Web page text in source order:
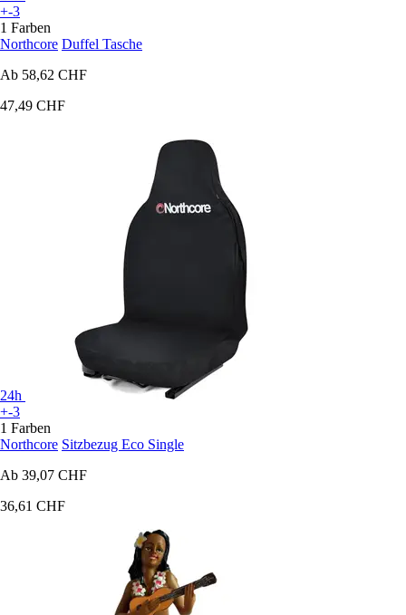
+-3
1 Farben
Northcore Duffel Tasche
Ab 58,62 CHF
47,49 CHF
24h
+-3
1 Farben
Northcore Sitzbezug Eco Single
Ab 39,07 CHF
36,61 CHF